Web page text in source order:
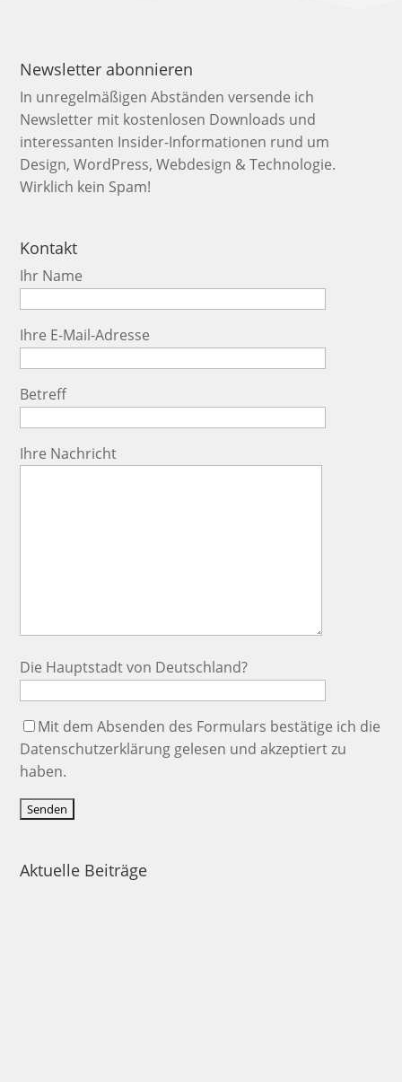
Newsletter abonnieren
In unregelmäßigen Abständen versende ich
Newsletter mit kostenlosen Downloads und
interessanten Insider-Informationen rund um
Design, WordPress, Webdesign & Technologie.
Wirklich kein Spam!
Kontakt
Ihr Name
Ihre E-Mail-Adresse
Betreff
Ihre Nachricht
Die Hauptstadt von Deutschland?
Mit dem Absenden des Formulars bestätige ich die
Datenschutzerklärung gelesen und akzeptiert zu
haben.
Aktuelle Beiträge